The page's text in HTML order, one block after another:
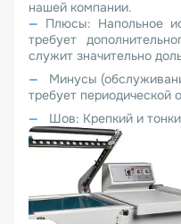
нашей компании.
Плюсы: Напольное
требует
служит значительно
Минусы
требует периодической
Шов: Крепкий и